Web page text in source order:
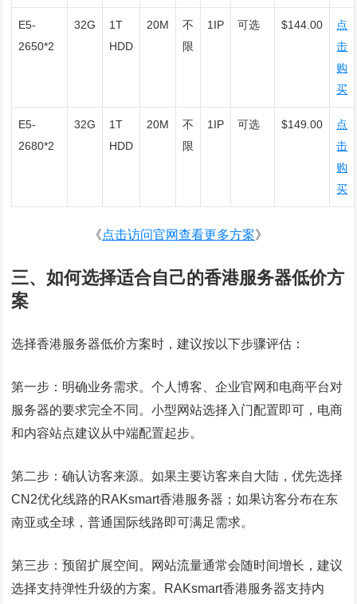
E5-
2650*2
32G
1T
HDD
20M
不
限
1IP 可选 $144.00
点
击
购
买
E5-
2680*2
32G
1T
HDD
20M
不
限
1IP 可选 $149.00
点
击
购
买
《点击访问官网查看更多方案》
三、如何选择适合自己的香港服务器低价方
案
选择香港服务器低价方案时，建议按以下步骤评估：
第一步：明确业务需求。个人博客、企业官网和电商平台对
服务器的要求完全不同。小型网站选择入门配置即可，电商
和内容站点建议从中端配置起步。
第二步：确认访客来源。如果主要访客来自大陆，优先选择
CN2优化线路的RAKsmart香港服务器；如果访客分布在东
南亚或全球，普通国际线路即可满足需求。
第三步：预留扩展空间。网站流量通常会随时间增长，建议
选择支持弹性升级的方案。RAKsmart香港服务器支持内